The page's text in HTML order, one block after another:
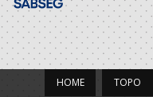
TOPO
HOME